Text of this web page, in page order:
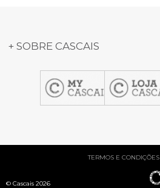
+ SOBRE CASCAIS
item
item
2
TERMOS E CONDIÇÕES
© Cascais 2026